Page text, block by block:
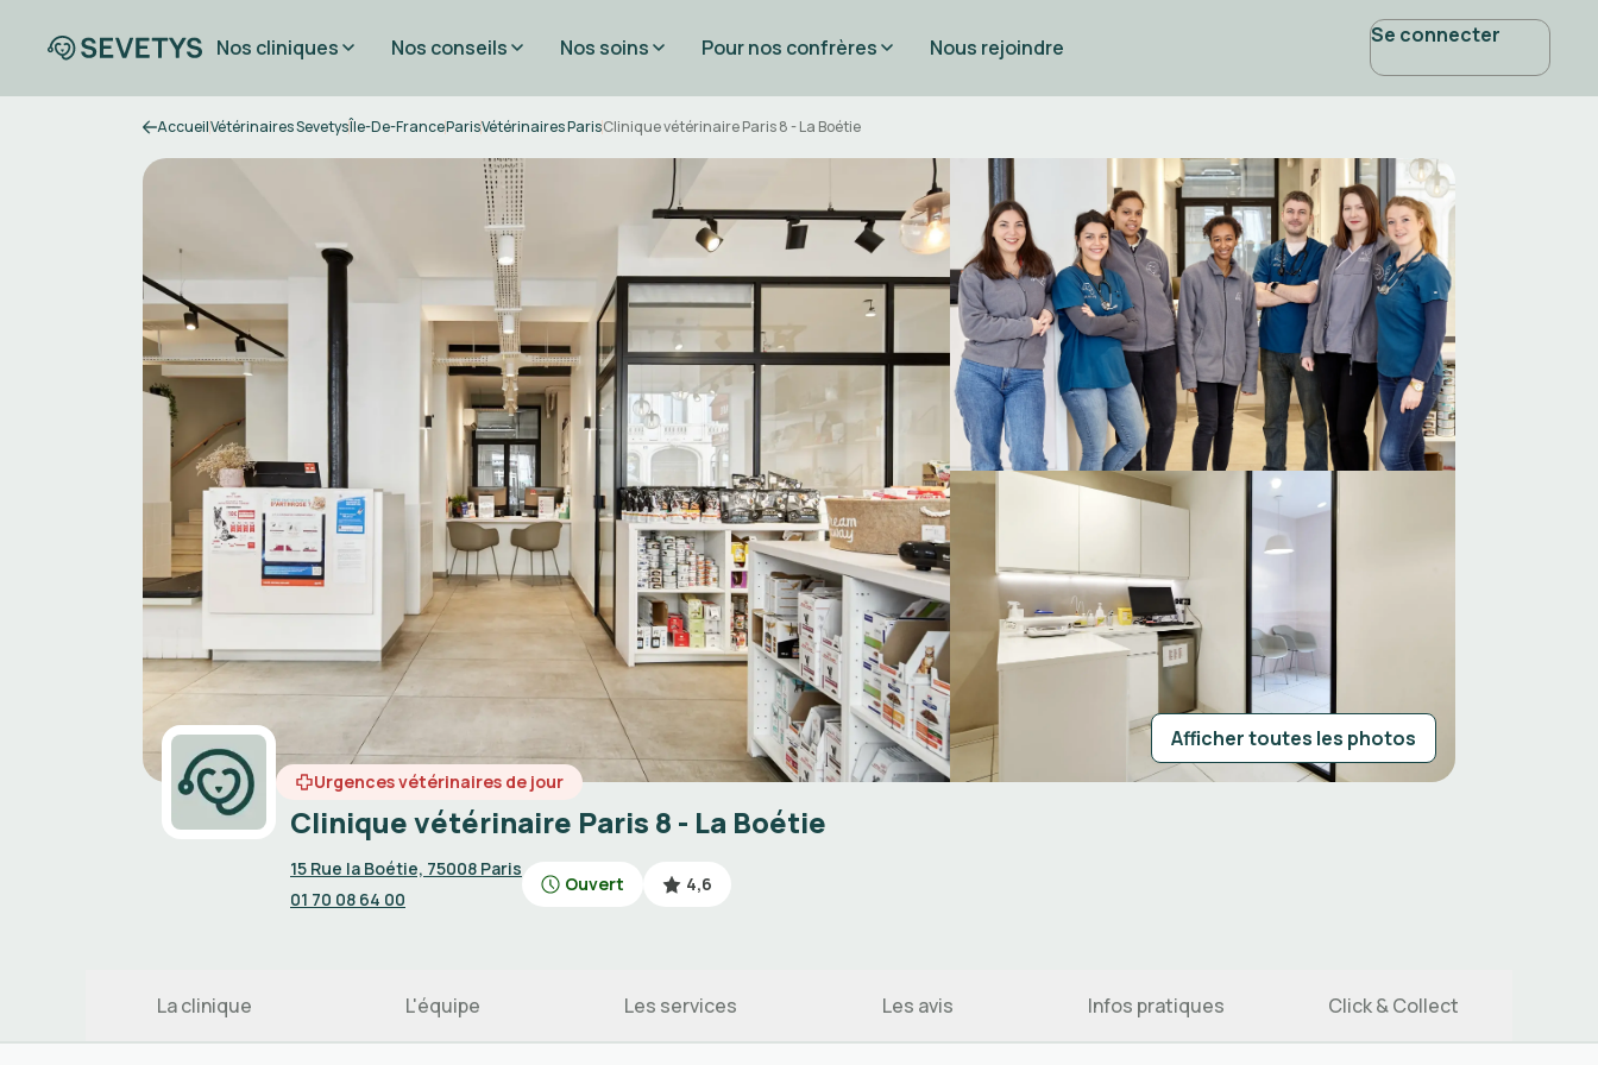
Nos cliniques Nos conseils Nos soins Pour nos confrères Nous rejoindre Se connecter
AccueilVétérinaires SevetysÎle-De-FranceParisVétérinaires ParisClinique vétérinaire Paris 8 - La Boétie
Afficher toutes les photos
Urgences vétérinaires de jour
Clinique vétérinaire Paris 8 - La Boétie
15 Rue la Boétie, 75008 Paris
01 70 08 64 00
Ouvert 4,6
La clinique L'équipe Les services Les avis Infos pratiques Click & Collect